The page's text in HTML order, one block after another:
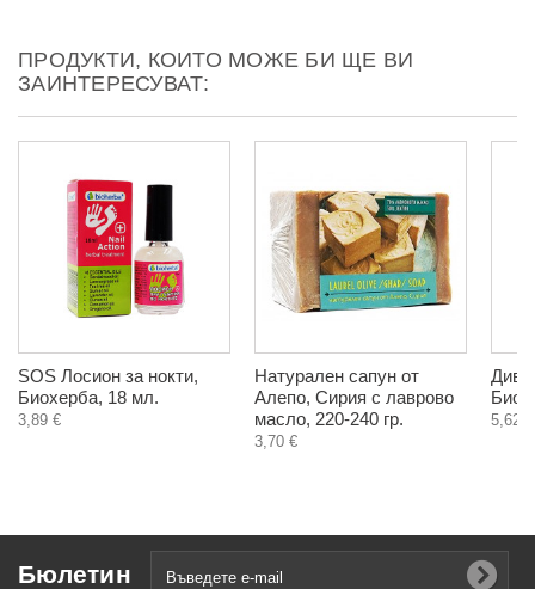
ПРОДУКТИ, КОИТО МОЖЕ БИ ЩЕ ВИ
ЗАИНТЕРЕСУВАТ:
SOS Лосион за нокти,
Биохерба, 18 мл.
3,89 €
Натурален сапун от
Алепо, Сирия с лаврово
масло, 220-240 гр.
3,70 €
Див
5,62 €
Бюлетин